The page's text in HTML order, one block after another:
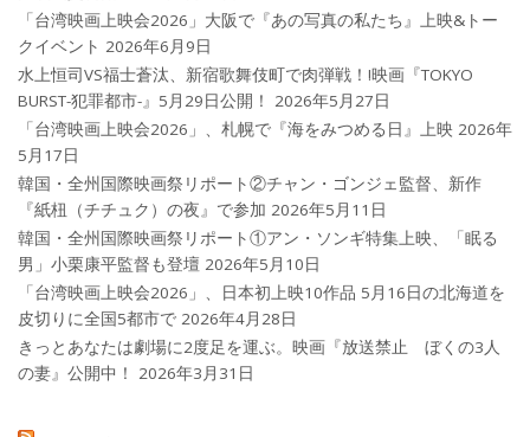
「台湾映画上映会2026」大阪で『あの写真の私たち』上映&トー
クイベント 2026年6月9日
水上恒司VS福士蒼汰、新宿歌舞伎町で肉弾戦！!映画『TOKYO
BURST-犯罪都市-』5月29日公開！
2026年5月27日
「台湾映画上映会2026」、札幌で『海をみつめる日』上映 2026年
5月17日
韓国・全州国際映画祭リポート②チャン・ゴンジェ監督、新作
『紙杻（チチュク）の夜』で参加 2026年5月11日
韓国・全州国際映画祭リポート①アン・ソンギ特集上映、「眠る
男」小栗康平監督も登壇 2026年5月10日
「台湾映画上映会2026」、日本初上映10作品 5月16日の北海道を
皮切りに全国5都市で 2026年4月28日
きっとあなたは劇場に2度足を運ぶ。映画『放送禁止 ぼくの3人
の妻』公開中！
2026年3月31日